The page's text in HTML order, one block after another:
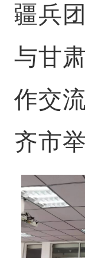
疆兵
与甘
作交
齐市举